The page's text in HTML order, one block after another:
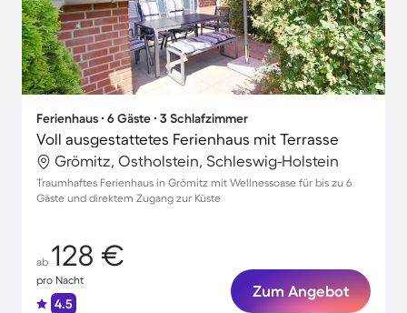
Ferienhaus ∙ 6 Gäste ∙ 3 Schlafzimmer
Voll ausgestattetes Ferienhaus mit Terrasse
Grömitz, Ostholstein, Schleswig-Holstein
Traumhaftes Ferienhaus in Grömitz mit Wellnessoase für bis zu 6
Gäste und direktem Zugang zur Küste
ab 128 €
pro Nacht
4.5
Zum Angebot